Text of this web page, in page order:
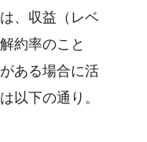
、収益（レベ
約率のこと
ある場合に活
以下の通り。